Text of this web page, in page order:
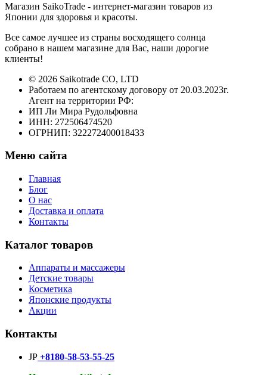
Магазин SaikoTrade - интернет-магазин товаров из
Японии для здоровья и красоты.
Все самое лучшее из страны восходящего солнца
собрано в нашем магазине для Вас, наши дорогие
клиенты!
© 2026 Saikotrade CO, LTD
Работаем по агентскому договору от 20.03.2023г.
Агент на территории РФ:
ИП Ли Мира Рудольфовна
ИНН: 272506474520
ОГРНИП: 322272400018433
Меню сайта
Главная
Блог
О нас
Доставка и оплата
Контакты
Каталог товаров
Аппараты и массажеры
Детские товары
Косметика
Японские продукты
Акции
Контакты
JP +8180-58-53-55-25